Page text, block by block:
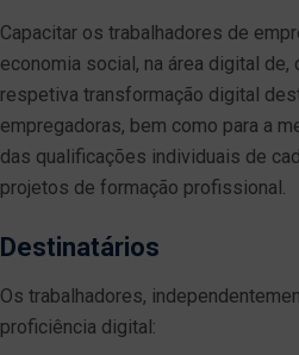
Capacitar os trabalhadores de
economia social, na área digital
respetiva transformação digital
empregadoras, bem como para a
das qualificações individuais de
projetos de formação profissional.
Destinatários
Os trabalhadores,
proficiência digital: